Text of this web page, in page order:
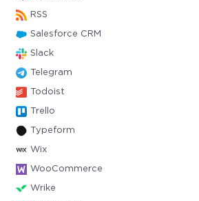
RSS
Salesforce CRM
Slack
Telegram
Todoist
Trello
Typeform
Wix
WooCommerce
Wrike